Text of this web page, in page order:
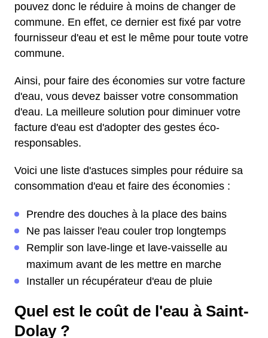
pouvez donc le réduire à moins de changer de
commune. En effet, ce dernier est fixé par votre
fournisseur d'eau et est le même pour toute votre
commune.
Ainsi, pour faire des économies sur votre facture
d'eau, vous devez baisser votre consommation
d'eau. La meilleure solution pour diminuer votre
facture d'eau est d'adopter des gestes éco-
responsables.
Voici une liste d'astuces simples pour réduire sa
consommation d'eau et faire des économies :
Prendre des douches à la place des bains
Ne pas laisser l'eau couler trop longtemps
Remplir son lave-linge et lave-vaisselle au
maximum avant de les mettre en marche
Installer un récupérateur d'eau de pluie
Quel est le coût de l'eau à Saint-
Dolay ?